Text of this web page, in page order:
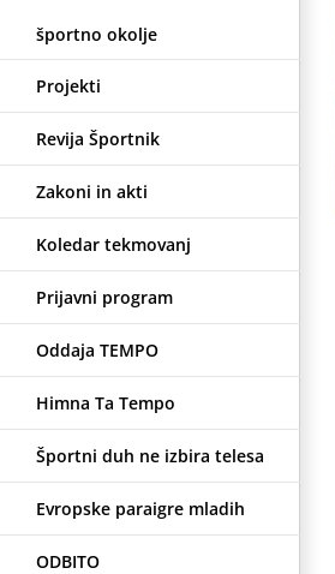
športno okolje
Projekti
Revija Športnik
Zakoni in akti
Koledar tekmovanj
Prijavni program
Oddaja TEMPO
Himna Ta Tempo
Športni duh ne izbira telesa
Evropske paraigre mladih
ODBITO